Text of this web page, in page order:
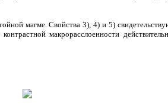
магме. Свойства 3), 4) и 5)
макрорасслоенности